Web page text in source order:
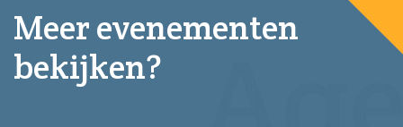
Meer evenementen
bekijken?